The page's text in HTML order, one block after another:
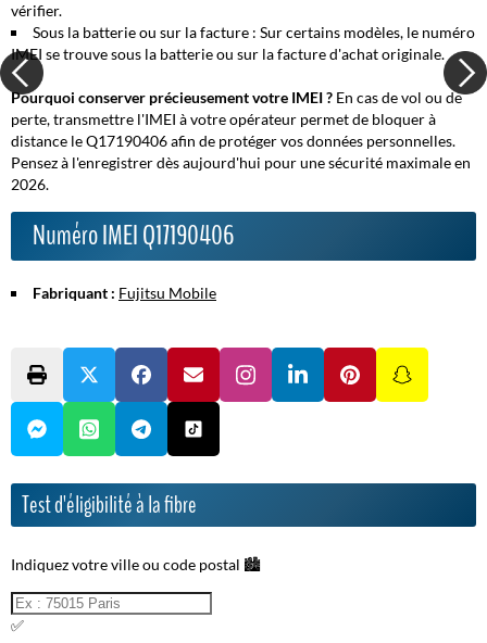
vérifier.
Sous la batterie ou sur la facture : Sur certains modèles, le numéro
IMEI se trouve sous la batterie ou sur la facture d'achat originale.
Pourquoi conserver précieusement votre IMEI ? En cas de vol ou de
perte, transmettre l'IMEI à votre opérateur permet de bloquer à
distance le Q17190406 afin de protéger vos données personnelles.
Pensez à l'enregistrer dès aujourd'hui pour une sécurité maximale en
2026.
Numéro IMEI Q17190406
Fabriquant : Fujitsu Mobile
Test d'éligibilité à la fibre
Indiquez votre ville ou code postal 🏙️
✅